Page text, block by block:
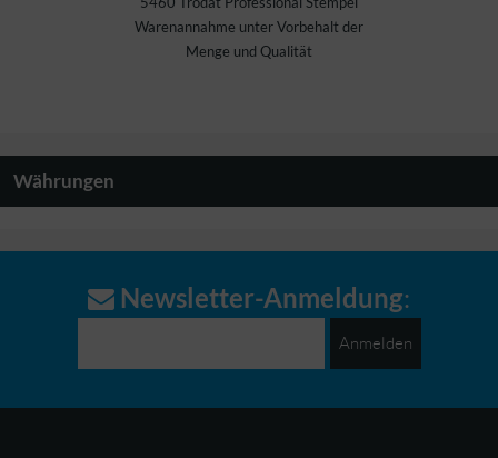
Warenannahme unter Vorbehalt der
Menge und Qualität
Währungen
Newsletter-Anmeldung
Anmelden